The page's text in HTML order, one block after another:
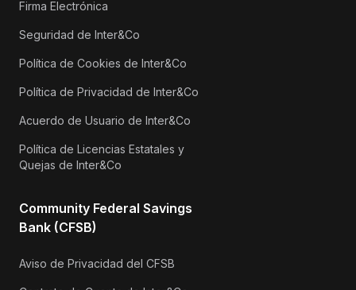
Firma Electrónica
Seguridad de Inter&Co
Política de Cookies de Inter&Co
Política de Privacidad de Inter&Co
Acuerdo de Usuario de Inter&Co
Política de Licencias Estatales y
Quejas de Inter&Co
Community Federal Savings
Bank (CFSB)
Aviso de Privacidad del CFSB